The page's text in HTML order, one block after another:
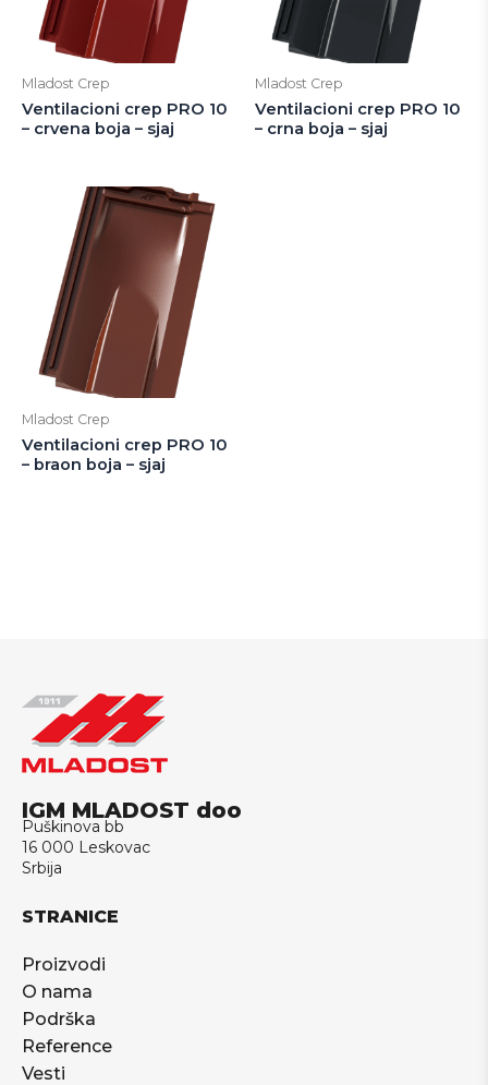
Mladost Crep
Ventilacioni crep PRO 10
– crvena boja – sjaj
Mladost Crep
Ventilacioni crep PRO 10
– crna boja – sjaj
Mladost Crep
Ventilacioni crep PRO 10
– braon boja – sjaj
IGM MLADOST doo
Puškinova bb
16 000 Leskovac
Srbija
STRANICE
Proizvodi
O nama
Podrška
Reference
Vesti